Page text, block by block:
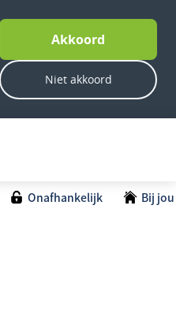
Akkoord
Niet akkoord
Onafhankelijk Bij